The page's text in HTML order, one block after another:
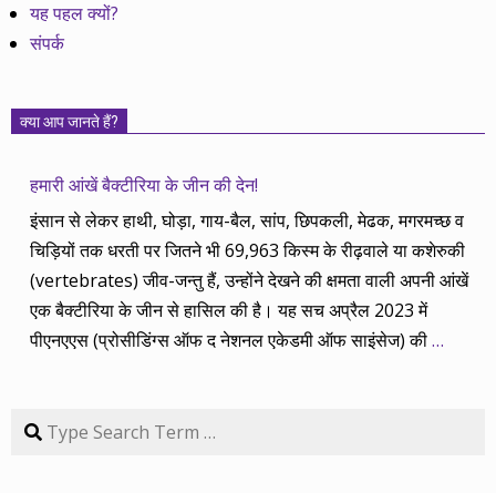
यह पहल क्यों?
संपर्क
क्या आप जानते हैं?
हमारी आंखें बैक्टीरिया के जीन की देन!
इंसान से लेकर हाथी, घोड़ा, गाय-बैल, सांप, छिपकली, मेढक, मगरमच्छ व
चिड़ियों तक धरती पर जितने भी 69,963 किस्म के रीढ़वाले या कशेरुकी
(vertebrates) जीव-जन्तु हैं, उन्होंने देखने की क्षमता वाली अपनी आंखें
एक बैक्टीरिया के जीन से हासिल की है। यह सच अप्रैल 2023 में
पीएनएएस (प्रोसीडिंग्स ऑफ द नेशनल एकेडमी ऑफ साइंसेज) की…
Search